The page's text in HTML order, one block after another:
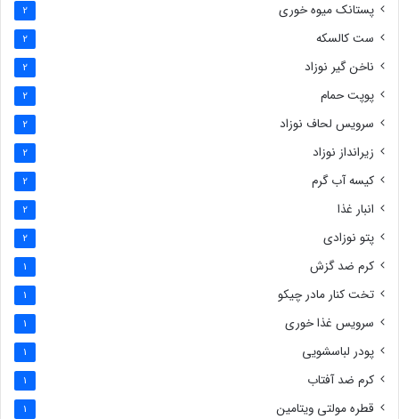
پستانک میوه خوری 2
ست کالسکه 2
ناخن گیر نوزاد 2
پوپت حمام 2
سرویس لحاف نوزاد 2
زیرانداز نوزاد 2
کیسه آب گرم 2
انبار غذا 2
پتو نوزادی 2
کرم ضد گزش 1
تخت کنار مادر چیکو 1
سرویس غذا خوری 1
پودر لباسشویی 1
کرم ضد آفتاب 1
قطره مولتی ویتامین 1